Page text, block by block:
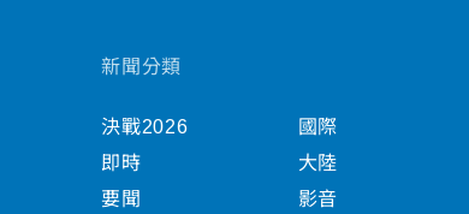
新聞分類
決戰2026
即時
要聞
國際
大陸
影音